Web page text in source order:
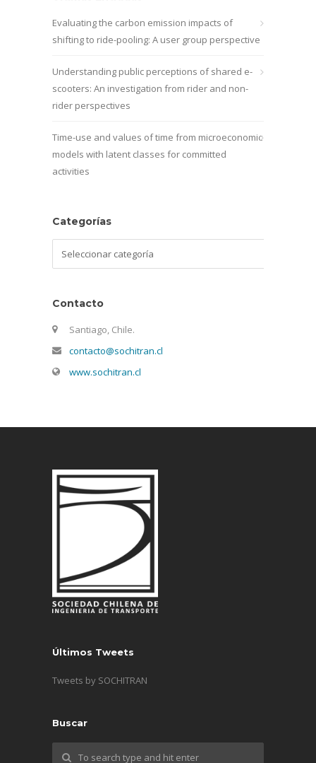
Evaluating the carbon emission impacts of
shifting to ride-pooling: A user group perspective
Understanding public perceptions of shared e-
scooters: An investigation from rider and non-
rider perspectives
Time-use and values of time from microeconomic
models with latent classes for committed
activities
Categorías
Contacto
Santiago, Chile.
contacto@sochitran.cl
www.sochitran.cl
Últimos Tweets
Tweets by SOCHITRAN
Buscar